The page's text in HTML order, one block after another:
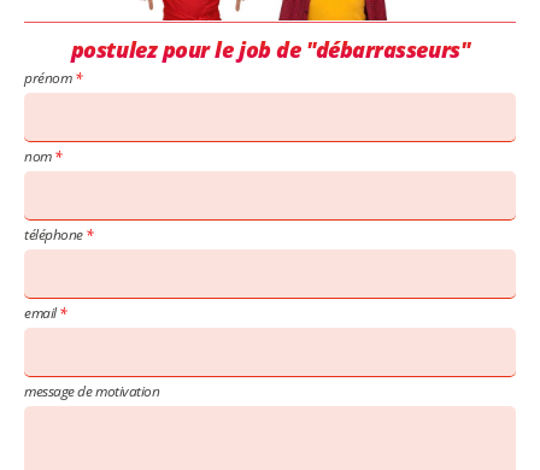
postulez pour le job de "débarrasseurs"
prénom
nom
téléphone
email
message de motivation